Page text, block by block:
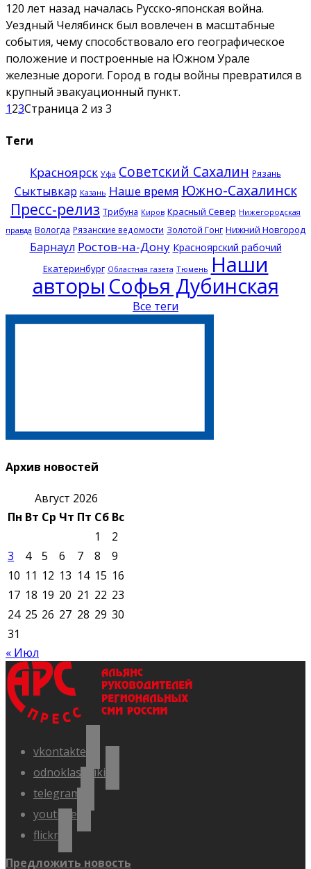
120 лет назад началась Русско-японская война.
Уездный Челябинск был вовлечен в масштабные
события, чему способствовало его географическое
положение и построенные на Южном Урале
железные дороги. Город в годы войны превратился в
крупный эвакуационный пункт.
123Страница 2 из 3
Теги
Красноярск Уфа Советский Сахалин Рязань
Сыктывкар Казань Наше время Южно-Сахалинск
Пресс-релиз Трибуна Киров Красный Север Нижегородская
правда Вологда Рязанские ведомости Золотой Гонг Нижний Новгород
Барнаул Ростов-на-Дону Красноярский рабочий
Екатеринбург Областная газета Тюмень Наши
авторы Софья Дубинская
Все теги
Архив новостей
Август 2026
Пн Вт Ср Чт Пт Сб Вс
1
2
3
4 5 6 7 8
9
10 11 12 13 14 15 16
17 18 19 20 21 22 23
24 25 26 27 28 29 30
31
« Июл
vkontakte
odnoklassniki
telegram
youtube
flickr
Предложить новость